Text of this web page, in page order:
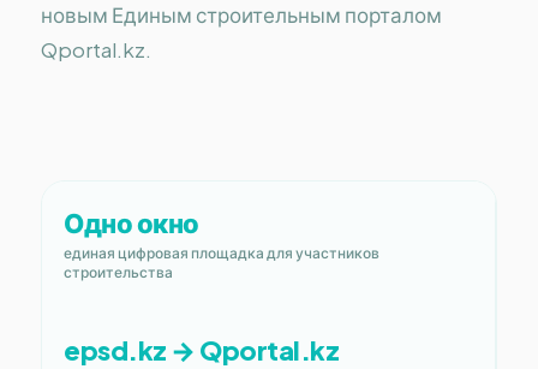
новым Единым строительным порталом
Qportal.kz.
Одно окно
единая цифровая площадка для участников
строительства
epsd.kz → Qportal.kz